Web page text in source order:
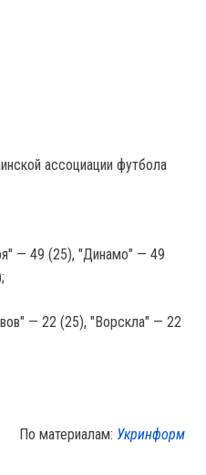
ассоциации футбола
— 49 (25), "Динамо" — 49
— 22 (25), "Ворскла" — 22
По материалам: Укринформ